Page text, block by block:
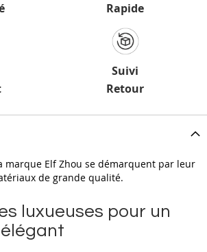
Rapide
Suivi
Retour
marque Elf Zhou se démarquent par leur
de grande qualité.
luxueuses pour un